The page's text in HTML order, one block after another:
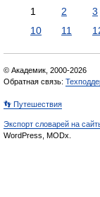
1 2 3
10
11
© Академик, 2000-2026
Обратная связь:
👣 Путешествия
Экспорт словарей на
WordPress, MODx.